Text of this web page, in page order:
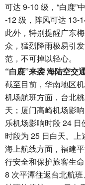
可达 9-10 级，“白鹿”
-12 级，阵风可达 13-
此外，特别提醒广东
众，猛烈降雨极易引
范，不可掉以轻心。
“白鹿”来袭 海陆空交
截至目前，华南地区
机场航班方面，台北
天；厦门高崎机场影
乐机场影响时段 24
时段为 25 日白天。上
海上航线方面，福建
行安全和保护旅客生
8 次平潭往返台北航